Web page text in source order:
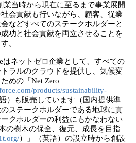
業当時から現在に至るまで事業展開
会貢献も行いながら、顧客、従業
などすべてのステークホルダーと
功と社会貢献を両立させることを
。
はネットゼロ企業として、すべての
ラルのクラウドを提供し、気候変
めの「Net Zero
products/sustainability-
）も販売しています（国内提供準
ステークホルダーである地球に貢
クホルダーの利益にもかなわない
の樹木の保全、復元、成長を目指
）」（英語）の設立時から創設